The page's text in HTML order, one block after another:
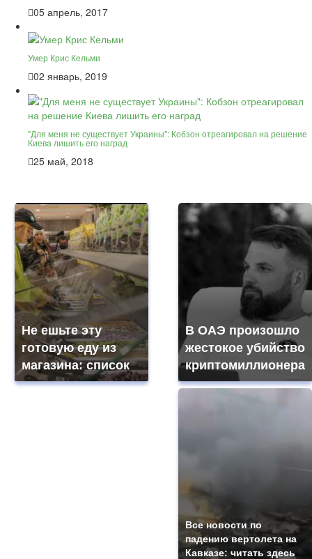
05 апрель, 2017
Умер Крис Кельми
02 январь, 2019
"Для меня не существует Украины": Кобзон отреагировал на решение
Киева лишить его наград
25 май, 2018
Не ешьте эту
готовую еду из
магазина: список
В ОАЭ произошло
жестокое убийство
криптомиллионера
Все новости по
падению вертолета на
Кавказе: читать здесь